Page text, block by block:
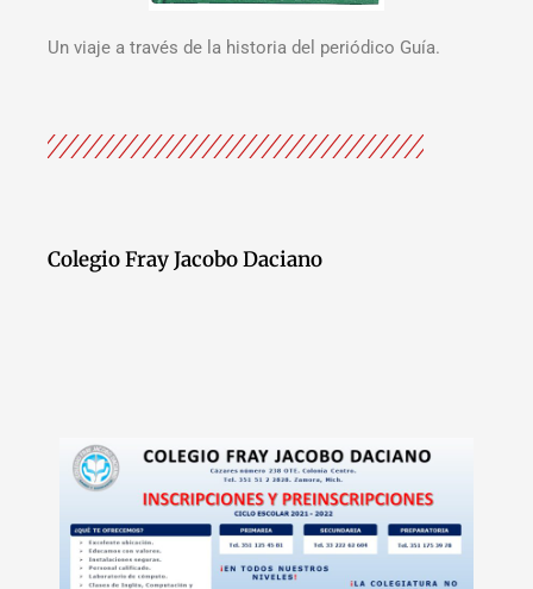
Un viaje a través de la historia del periódico Guía.
Colegio Fray Jacobo Daciano